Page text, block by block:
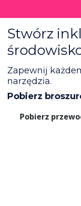
Stwórz
Zapewnij
narzędzia.
Pobierz
Pobierz